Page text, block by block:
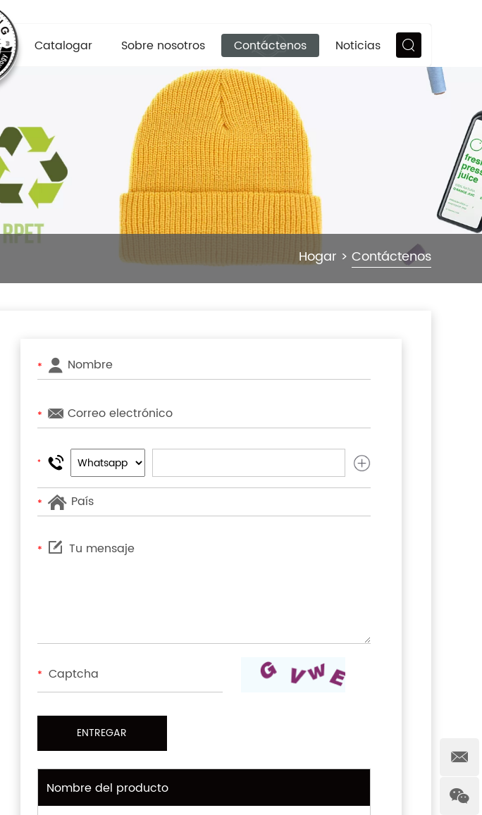
Catalogar Sobre nosotros Contáctenos Noticias
Hogar > Contáctenos
*
*
*
*
*
*
Nombre del producto